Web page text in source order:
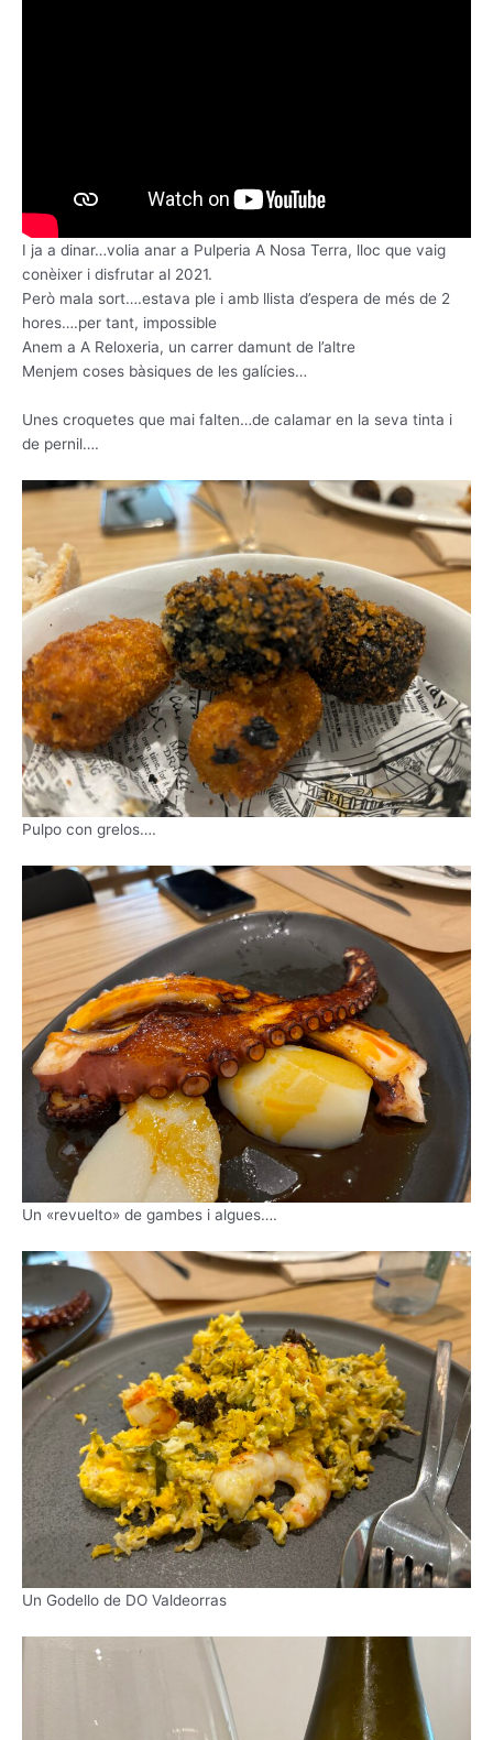
I ja a dinar…volia anar a Pulperia A Nosa Terra, lloc que vaig
conèixer i disfrutar al 2021.
Però mala sort….estava ple i amb llista d’espera de més de 2
hores….per tant, impossible
Anem a A Reloxeria, un carrer damunt de l’altre
Menjem coses bàsiques de les galícies…
Unes croquetes que mai falten…de calamar en la seva tinta i
de pernil….
Pulpo con grelos….
Un «revuelto» de gambes i algues….
Un Godello de DO Valdeorras